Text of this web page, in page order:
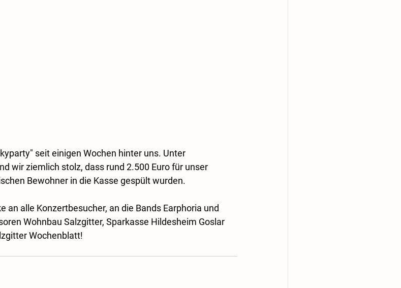
seit einigen Wochen hinter uns. Unter
wir ziemlich stolz, dass rund 2.500 Euro für unser
Bewohner in die Kasse gespült wurden.
an alle Konzertbesucher, an die Bands Earphoria und
Wohnbau Salzgitter, Sparkasse Hildesheim Goslar
Wochenblatt!